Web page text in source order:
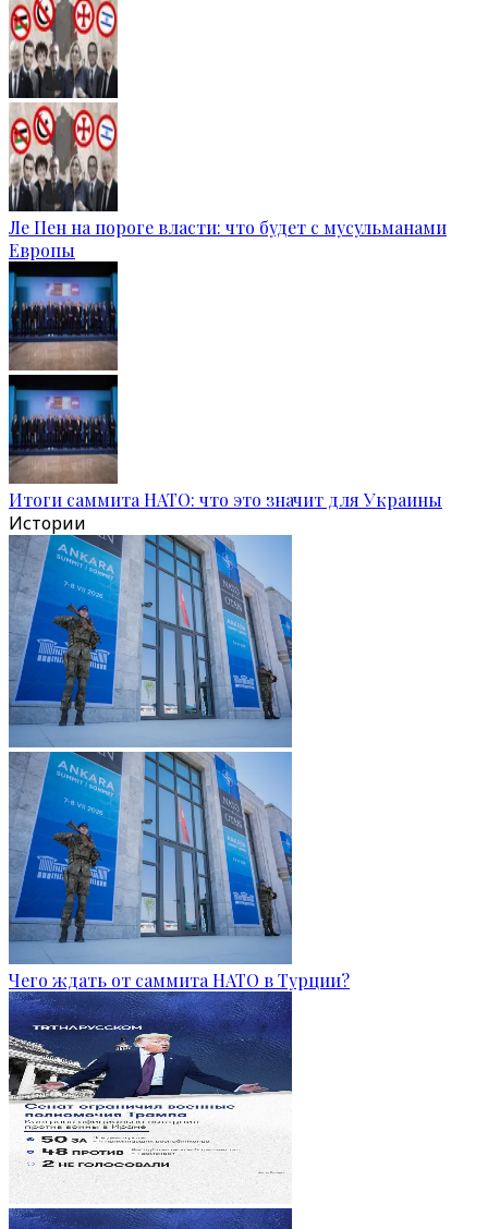
Ле Пен на пороге власти: что будет с мусульманами
Европы
Итоги саммита НАТО: что это значит для Украины
Истории
Чего ждать от саммита НАТО в Турции?